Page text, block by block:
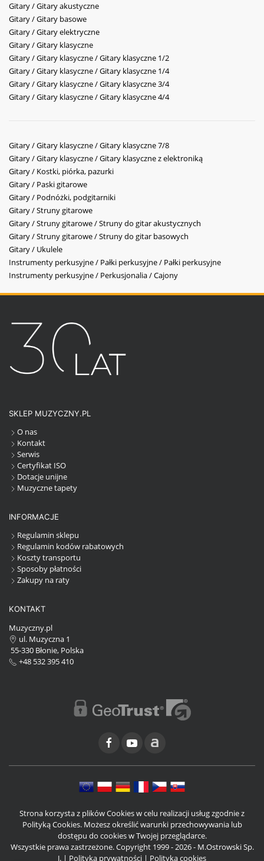
Gitary / Gitary akustyczne
Gitary / Gitary basowe
Gitary / Gitary elektryczne
Gitary / Gitary klasyczne
Gitary / Gitary klasyczne / Gitary klasyczne 1/2
Gitary / Gitary klasyczne / Gitary klasyczne 1/4
Gitary / Gitary klasyczne / Gitary klasyczne 3/4
Gitary / Gitary klasyczne / Gitary klasyczne 4/4
Gitary / Gitary klasyczne / Gitary klasyczne 7/8
Gitary / Gitary klasyczne / Gitary klasyczne z elektroniką
Gitary / Kostki, piórka, pazurki
Gitary / Paski gitarowe
Gitary / Podnóżki, podgitarniki
Gitary / Struny gitarowe
Gitary / Struny gitarowe / Struny do gitar akustycznych
Gitary / Struny gitarowe / Struny do gitar basowych
Gitary / Ukulele
Instrumenty perkusyjne / Pałki perkusyjne / Pałki perkusyjne
Instrumenty perkusyjne / Perkusjonalia / Cajony
SKLEP MUZYCZNY.PL
O nas
Kontakt
Serwis
Certyfikat ISO
Dotacje unijne
Muzyczne tapety
INFORMACJE
Regulamin sklepu
Regulamin kodów rabatowych
Koszty transportu
Sposoby płatności
Zakupy na raty
KONTAKT
Muzyczny.pl
ul. Muzyczna 1
55-330 Błonie, Polska
+48 532 395 410
Strona korzysta z plików Cookies w celu realizacji usług zgodnie z
Polityką Cookies. Możesz określić warunki przechowywania lub
dostępu do cookies w Twojej przeglądarce.
Wszystkie prawa zastrzeżone. Copyright 1999 - 2026 - M.Ostrowski Sp.
J. | Polityka prywatności | Polityka cookies